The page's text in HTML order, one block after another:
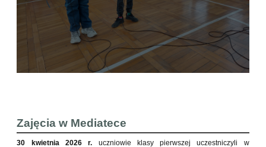
Zajęcia w Mediatece
30 kwietnia 2026 r. uczniowie klasy pierwszej uczestniczyli w